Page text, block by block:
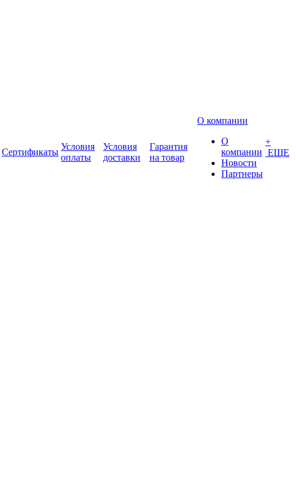
Сертификаты
Условия
оплаты
Условия
доставки
Гарантия
на товар
О компании
О
компании
Новости
Партнеры
+
ЕЩЕ